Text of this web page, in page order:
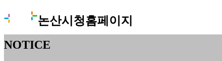
논산시청홈페이지
NOTICE